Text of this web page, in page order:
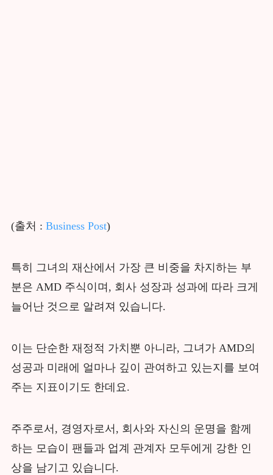
(출처 : Business Post)
특히 그녀의 재산에서 가장 큰 비중을 차지하는 부
분은 AMD 주식이며, 회사 성장과 성과에 따라 크게
늘어난 것으로 알려져 있습니다.
이는 단순한 재정적 가치뿐 아니라, 그녀가 AMD의
성공과 미래에 얼마나 깊이 관여하고 있는지를 보여
주는 지표이기도 한데요.
주주로서, 경영자로서, 회사와 자신의 운명을 함께
하는 모습이 팬들과 업계 관계자 모두에게 강한 인
상을 남기고 있습니다.